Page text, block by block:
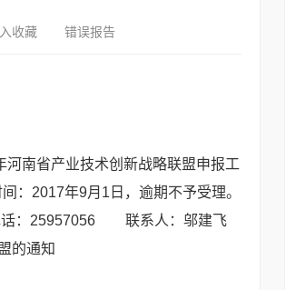
收藏 错误报告
南省产业技术创新战略联盟申报工
2017年9月1日，逾期不予受理。
：25957056
联系人：邬建飞
的通知